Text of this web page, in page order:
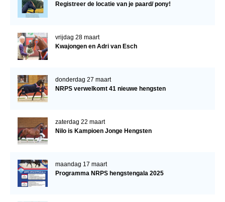
Registreer de locatie van je paard/ pony!
vrijdag 28 maart
Kwajongen en Adri van Esch
donderdag 27 maart
NRPS verwelkomt 41 nieuwe hengsten
zaterdag 22 maart
Nilo is Kampioen Jonge Hengsten
maandag 17 maart
Programma NRPS hengstengala 2025